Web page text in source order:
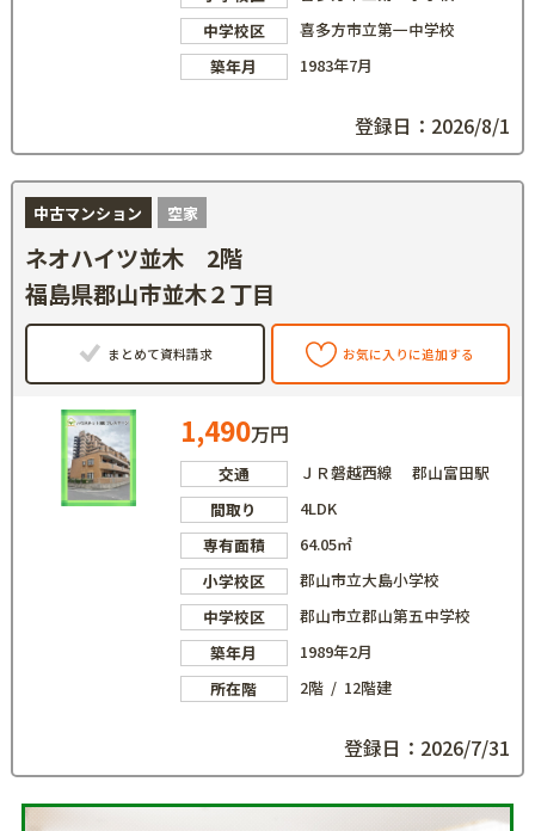
中学校区
喜多方市立第一中学校
築年月
1983年7月
登録日：2026/8/1
中古マンション 空家
ネオハイツ並木 2階
福島県郡山市並木２丁目
まとめて資料請求 お気に入りに追加する
1,490万円
交通
ＪＲ磐越西線 郡山富田駅
間取り
4LDK
専有面積
64.05㎡
小学校区
郡山市立大島小学校
中学校区
郡山市立郡山第五中学校
築年月
1989年2月
所在階
2階 / 12階建
登録日：2026/7/31